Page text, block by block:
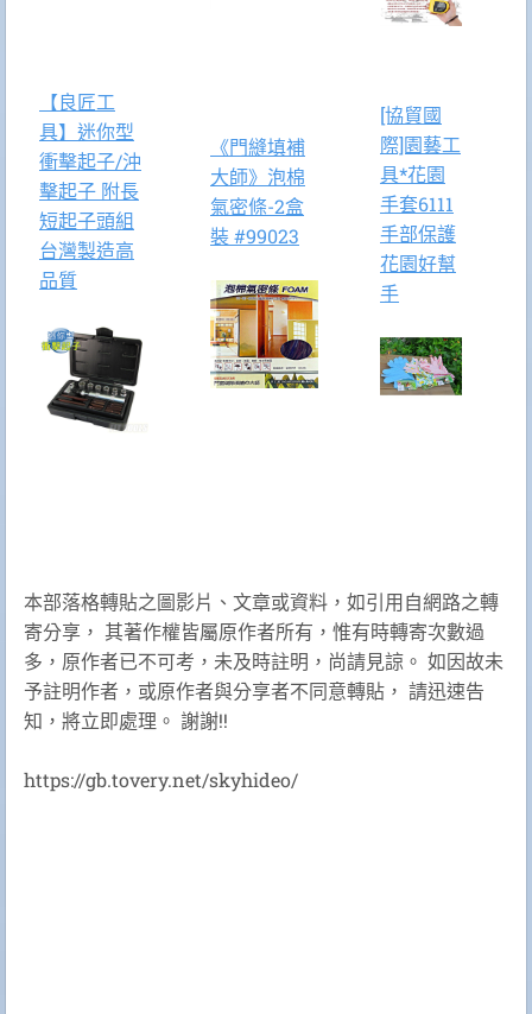
【良匠工
具】迷你型
衝擊起子/沖
擊起子 附長
短起子頭組
台灣製造高
品質
《門縫填補
大師》泡棉
氣密條-2盒
裝 #99023
[協貿國
際]園藝工
具*花園
手套6111
手部保護
花園好幫
手
本部落格轉貼之圖影片、文章或資料，如引用自網路之轉
寄分享， 其著作權皆屬原作者所有，惟有時轉寄次數過
多，原作者已不可考，未及時註明，尚請見諒。 如因故未
予註明作者，或原作者與分享者不同意轉貼， 請迅速告
知，將立即處理。 謝謝!!
https://gb.tovery.net/skyhideo/